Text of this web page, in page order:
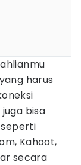
harus
bisa
Kahoot,
secara